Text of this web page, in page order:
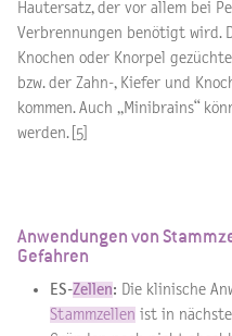
Hautersatz, der vor allem bei
Verbrennungen benötigt wird.
Knochen oder Knorpel
bzw. der Zahn-, Kiefer und
kommen. Auch „Minibrains“
werden. [5]
Anwendungen von
Gefahren
ES-Zellen: Die klinische
Stammzellen ist in